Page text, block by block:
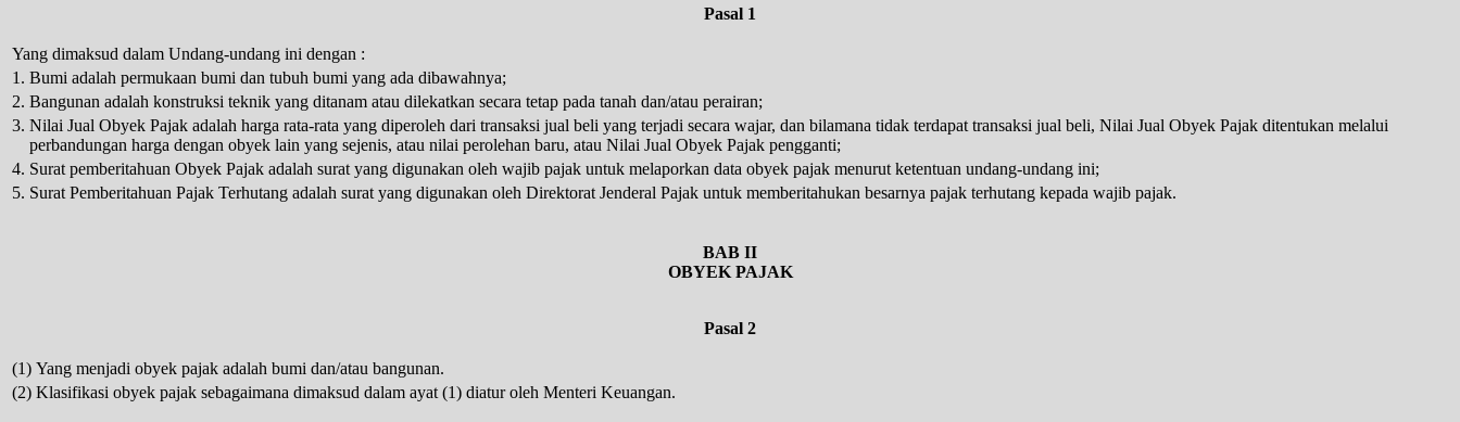
Pasal 1
Yang dimaksud dalam Undang-undang ini dengan :
1. Bumi adalah permukaan bumi dan tubuh bumi yang ada dibawahnya;
2. Bangunan adalah konstruksi teknik yang ditanam atau dilekatkan secara tetap pada tanah dan/atau perairan;
3. Nilai Jual Obyek Pajak adalah harga rata-rata yang diperoleh dari transaksi jual beli yang terjadi secara wajar, dan bilamana tidak terdapat transaksi jual beli, Nilai Jual Obyek Pajak ditentukan melalui
perbandungan harga dengan obyek lain yang sejenis, atau nilai perolehan baru, atau Nilai Jual Obyek Pajak pengganti;
4. Surat pemberitahuan Obyek Pajak adalah surat yang digunakan oleh wajib pajak untuk melaporkan data obyek pajak menurut ketentuan undang-undang ini;
5. Surat Pemberitahuan Pajak Terhutang adalah surat yang digunakan oleh Direktorat Jenderal Pajak untuk memberitahukan besarnya pajak terhutang kepada wajib pajak.
BAB II
OBYEK PAJAK
Pasal 2
(1) Yang menjadi obyek pajak adalah bumi dan/atau bangunan.
(2) Klasifikasi obyek pajak sebagaimana dimaksud dalam ayat (1) diatur oleh Menteri Keuangan.